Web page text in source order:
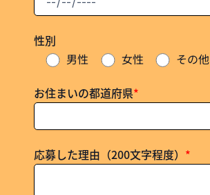
性別
男性
女性 その他
お住まいの都道府県*
応募した理由（200文字程度） *